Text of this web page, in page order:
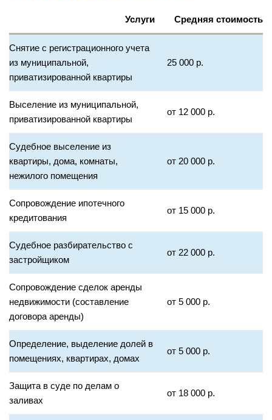
Услуги Средняя стоимость
Снятие с регистрационного учета
из муниципальной,
приватизированной квартиры
25 000 р.
Выселение из муниципальной,
приватизированной квартиры
от 12 000 р.
Судебное выселение из
квартиры, дома, комнаты,
нежилого помещения
от 20 000 р.
Сопровождение ипотечного
кредитования
от 15 000 р.
Судебное разбирательство с
застройщиком
от 22 000 р.
Сопровождение сделок аренды
недвижимости (составление
договора аренды)
от 5 000 р.
Определение, выделение долей в
помещениях, квартирах, домах
от 5 000 р.
Защита в суде по делам о
заливах
от 18 000 р.